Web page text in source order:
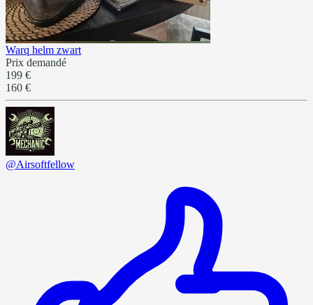
Warq helm zwart
Prix demandé
199 €
160 €
@Airsoftfellow